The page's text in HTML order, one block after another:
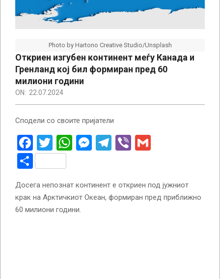
Photo by Hartono Creative Studio/Unsplash
Откриен изгубен континент меѓу Канада и
Гренланд кој бил формиран пред 60
милиони години
ON: 22.07.2024
Сподели со своите пријатели
Facebook
Twitter
WhatsApp
Messenger
Telegram
Viber
Share
Досега непознат континент е откриен под јужниот
крак на Арктичкиот Океан, формиран пред приближно
60 милиони години.